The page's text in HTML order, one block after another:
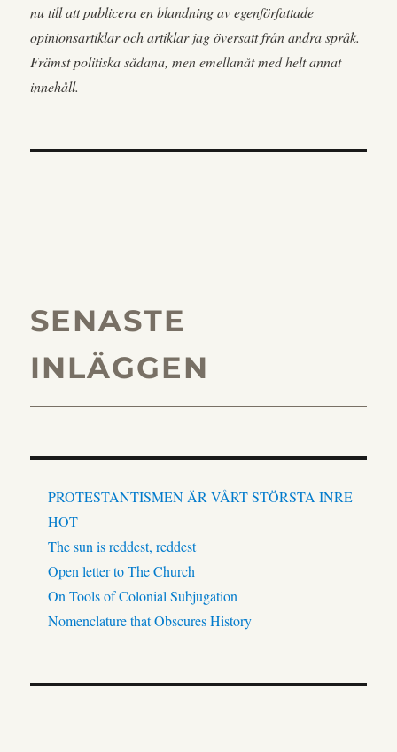
nu till att publicera en blandning av egenförfattade
opinionsartiklar och artiklar jag översatt från andra språk.
Främst politiska sådana, men emellanåt med helt annat
innehåll.
SENASTE
INLÄGGEN
PROTESTANTISMEN ÄR VÅRT STÖRSTA INRE
HOT
The sun is reddest, reddest
Open letter to The Church
On Tools of Colonial Subjugation
Nomenclature that Obscures History